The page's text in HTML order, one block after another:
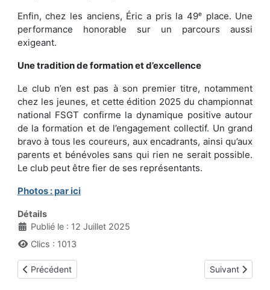
Enfin, chez les anciens, Éric a pris la 49ᵉ place. Une
performance honorable sur un parcours aussi
exigeant.
Une tradition de formation et d’excellence
Le club n’en est pas à son premier titre, notamment
chez les jeunes, et cette édition 2025 du championnat
national FSGT confirme la dynamique positive autour
de la formation et de l’engagement collectif. Un grand
bravo à tous les coureurs, aux encadrants, ainsi qu’aux
parents et bénévoles sans qui rien ne serait possible.
Le club peut être fier de ses représentants.
Photos : par ici
Détails
Publié le : 12 Juillet 2025
Clics : 1013
Article précédent : 24 heures de Bletterans 12 & 13 juillet
Précédent Article suivant
Suivant